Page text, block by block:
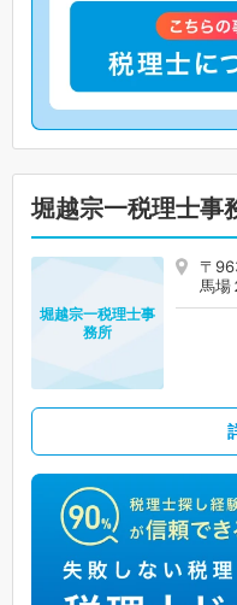
堀越宗一税理士事
〒
馬場
堀越宗一税理士事
務所